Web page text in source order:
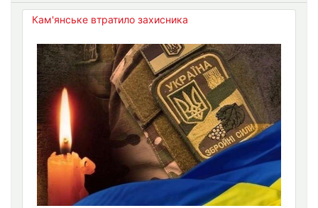
Кам'янське втратило захисника